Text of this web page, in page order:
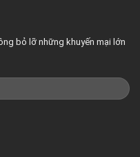
bỏ lỡ những khuyến mại lớn